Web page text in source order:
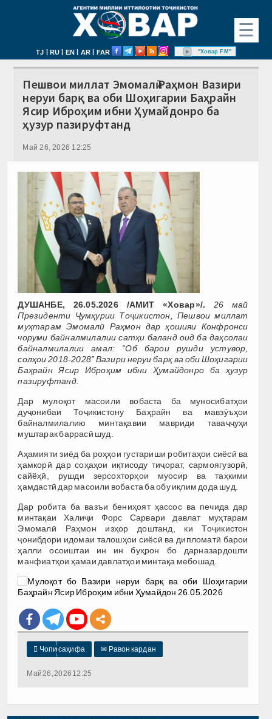
☰
TJ | RU | EN | AR | FAR "Ховар FM"
Пешвои миллат Эмомалӣ Раҳмон Вазири
неруи барқ ва оби Шоҳигарии Баҳрайн
Ясир Иброҳим ибни Ҳумайдонро ба
ҳузур пазируфтанд
Май 26, 2026 12:25
ДУШАНБЕ, 26.05.2026 /АМИТ «Ховар»/.
26 май
Президенти Ҷумҳурии Тоҷикистон, Пешвои миллат
муҳтарам Эмомалӣ Раҳмон дар ҳошияи Конфронси
чоруми байналмилалии сатҳи баланд оид ба даҳсолаи
байналмилалии амал: “Об барои рушди устувор,
солҳои 2018-2028” Вазири неруи барқ ва оби Шоҳигарии
Баҳрайн Ясир Иброҳим ибни Ҳумайдонро ба ҳузур
пазируфтанд.
Дар мулоқот масоили вобаста ба муносибатҳои
дуҷонибаи Тоҷикистону Баҳрайн ва мавзӯъҳои
байналмилалию минтақавии мавриди таваҷҷуҳи
муштарак баррасӣ шуд.
Аҳамияти зиёд ба роҳҳои густариши робитаҳои сиёсӣ ва
ҳамкорӣ дар соҳаҳои иқтисоду тиҷорат, сармоягузорӣ,
сайёҳӣ, рушди зерсохторҳои муосир ва таҳкими
ҳамдастӣ дар масоили вобаста ба обу иқлим дода шуд.
Дар робита ба вазъи бениҳоят ҳассос ва печида дар
минтақаи Халиҷи Форс Сарвари давлат муҳтарам
Эмомалӣ Раҳмон изҳор доштанд, ки Тоҷикистон
ҷонибдори идомаи талошҳои сиёсӣ ва дипломатӣ барои
ҳалли осоиштаи ин ин буҳрон бо дарназардошти
манфиатҳои ҳамаи давлатҳои минтақа мебошад.
 Чопи саҳифа ✉ Равон кардан
Май 26, 2026 12:25